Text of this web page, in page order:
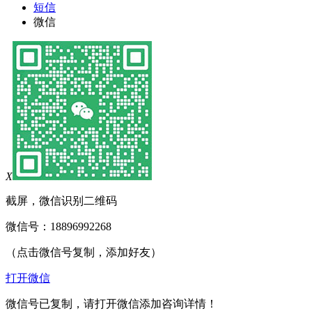
短信
微信
X
截屏，微信识别二维码
微信号： 18896992268
（点击微信号复制，添加好友）
打开微信
微信号已复制，请打开微信添加咨询详情！